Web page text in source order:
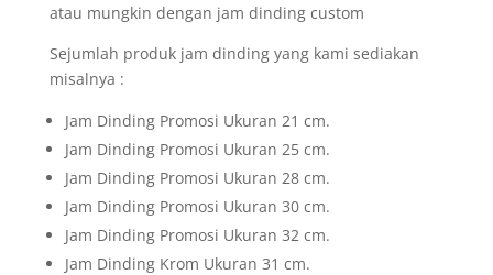
atau mungkin dengan jam dinding custom
Sejumlah produk jam dinding yang kami sediakan
misalnya :
Jam Dinding Promosi Ukuran 21 cm.
Jam Dinding Promosi Ukuran 25 cm.
Jam Dinding Promosi Ukuran 28 cm.
Jam Dinding Promosi Ukuran 30 cm.
Jam Dinding Promosi Ukuran 32 cm.
Jam Dinding Krom Ukuran 31 cm.